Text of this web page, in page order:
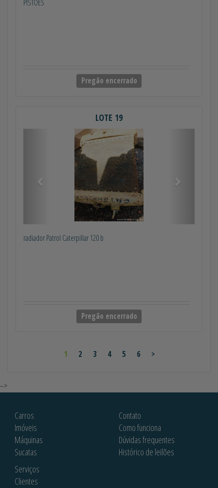
PISTÕES
Pregão encerrado
LOTE 19
radiador Patrol Caterpillar 120 b
Pregão encerrado
1 2 3 4 5 6 >
-->
Carros
Imóveis
Máquinas
Sucatas
Contato
Como funciona
Dúvidas frequentes
Histórico de leilões
Serviços
Clientes